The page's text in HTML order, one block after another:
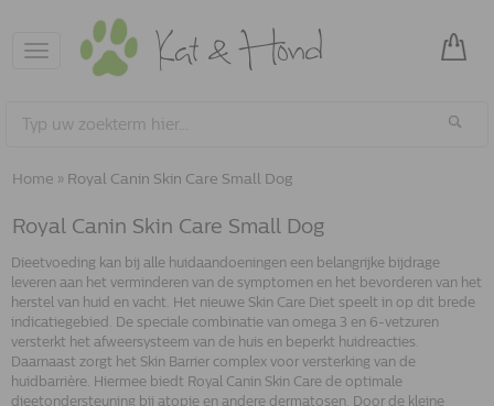
Toggle
navigation
Home » Royal Canin Skin Care Small Dog
Royal Canin Skin Care Small Dog
Dieetvoeding kan bij alle huidaandoeningen een belangrijke bijdrage
leveren aan het verminderen van de symptomen en het bevorderen van het
herstel van huid en vacht. Het nieuwe Skin Care Diet speelt in op dit brede
indicatiegebied. De speciale combinatie van omega 3 en 6-vetzuren
versterkt het afweersysteem van de huis en beperkt huidreacties.
Daarnaast zorgt het Skin Barrier complex voor versterking van de
huidbarrière. Hiermee biedt Royal Canin Skin Care de optimale
dieetondersteuning bij atopie en andere dermatosen. Door de kleine